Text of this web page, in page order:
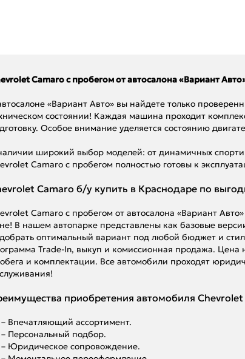
Camaro с пробегом от автосалона «Вариант
«Вариант Авто» вы найдете только
состоянии! Каждая машина проходит
Особое внимание уделяется состоянию
широкий выбор моделей: от динамичных
Camaro с пробегом полностью готовы к
Camaro б/у купить в Краснодаре по
Camaro с пробегом от автосалона «Вариант
В нашем автопарке представлены как базовые
оптимальный вариант под любой бюджет и
Trade-In, выкуп и комиссионная продажа. Цена
и комплектации. Все автомобили проходят
приобретения автомобиля Chevrolet
– Впечатляющий ассортимент.
– Персональный подбор.
– Юридическое сопровождение.